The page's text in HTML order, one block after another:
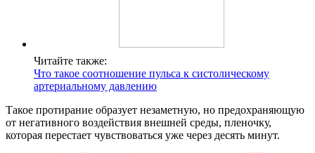
Читайте также:
Что такое соотношение пульса к систолическому
артериальному давлению
Такое протирание образует незаметную, но предохраняющую
от негативного воздействия внешней среды, пленочку,
которая перестает чувствоваться уже через десять минут.